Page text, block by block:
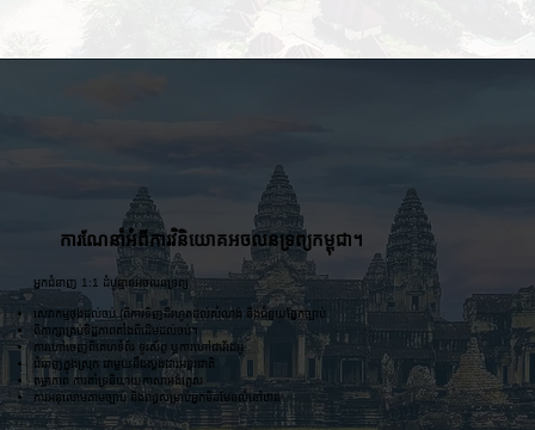
ការណែនាំអំពីការវិនិយោគអចលនទ្រព្យកម្ពុជា។
អ្នកជំនាញ 1:1 ដំបូន្មានអចលនទ្រព្យ
សេវាកម្មចុងដល់ចប់ (ពីការទិញដីរហូតដល់សំណង់ និងជំនួយផ្នែកច្បាប់
ពិភាក្សាគ្រប់ទិដ្ឋភាពតាំងពីដើមដល់ចប់។
ការហៅចេញពីគេហទំព័រ ទូរស័ព្ទ ឬការហៅជាវីដេអូ
ជំនាញក្នុងស្រុក ជាមួយនឹងស្តង់ដារអន្តរជាតិ
តម្លាភាព ការគាំទ្រនិយាយភាសាអង់គ្លេស
ការអនុលោមតាមច្បាប់ និងពន្ធសម្រាប់អ្នកមិនមែនលំនៅឋាន